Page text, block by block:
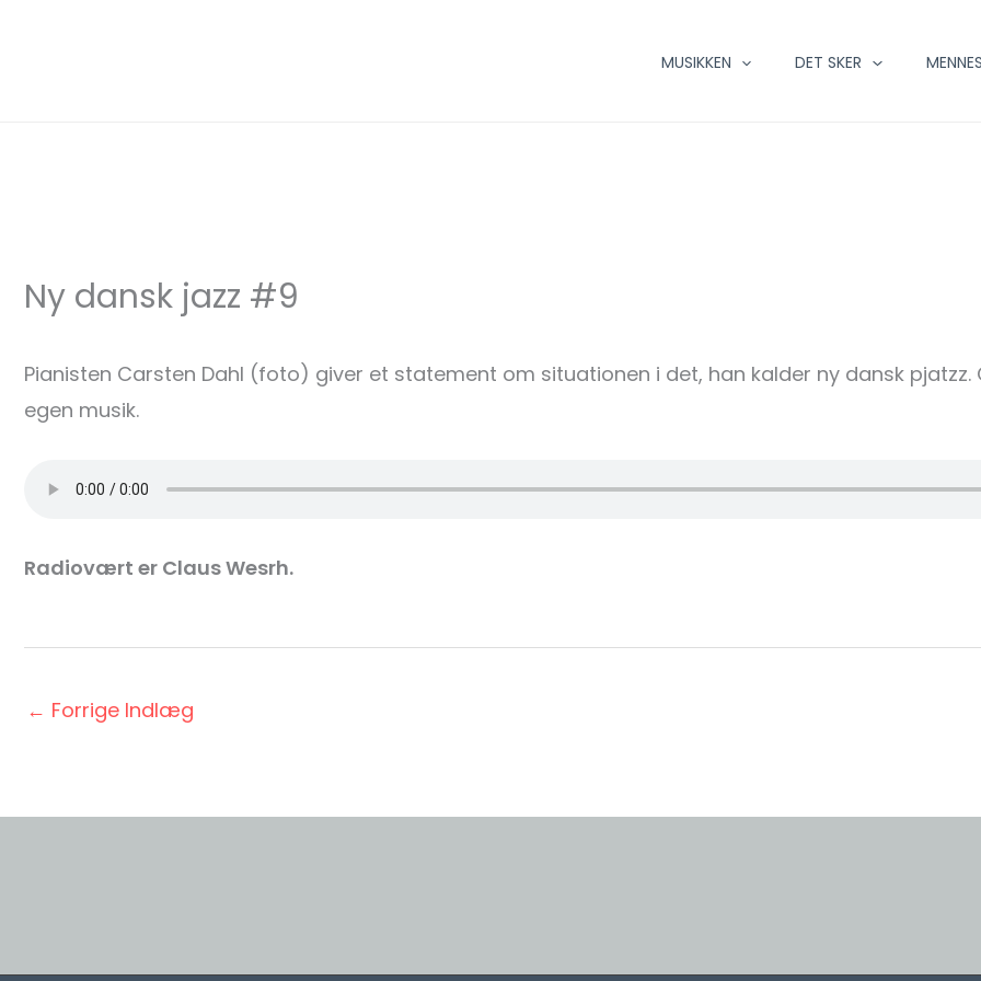
MUSIKKEN DET SKER
Ny dansk jazz #9
Pianisten Carsten Dahl (foto) giver et statement om situationen i det, han kalder ny dansk
egen musik.
Radiovært er Claus Wesrh.
← Forrige Indlæg